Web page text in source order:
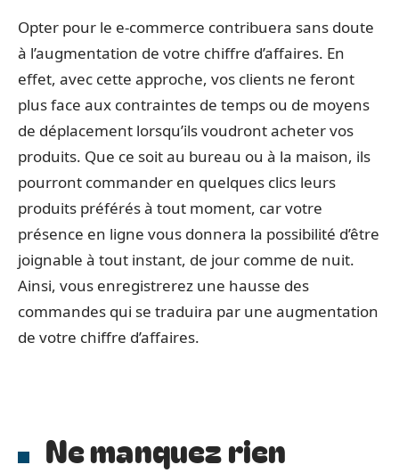
Opter pour le e-commerce contribuera sans doute
à l’augmentation de votre chiffre d’affaires. En
effet, avec cette approche, vos clients ne feront
plus face aux contraintes de temps ou de moyens
de déplacement lorsqu’ils voudront acheter vos
produits. Que ce soit au bureau ou à la maison, ils
pourront commander en quelques clics leurs
produits préférés à tout moment, car votre
présence en ligne vous donnera la possibilité d’être
joignable à tout instant, de jour comme de nuit.
Ainsi, vous enregistrerez une hausse des
commandes qui se traduira par une augmentation
de votre chiffre d’affaires.
Ne manquez rien